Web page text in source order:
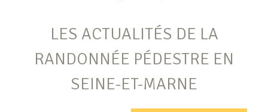
LES ACTUALITÉS DE LA
RANDONNÉE PÉDESTRE EN
SEINE-ET-MARNE